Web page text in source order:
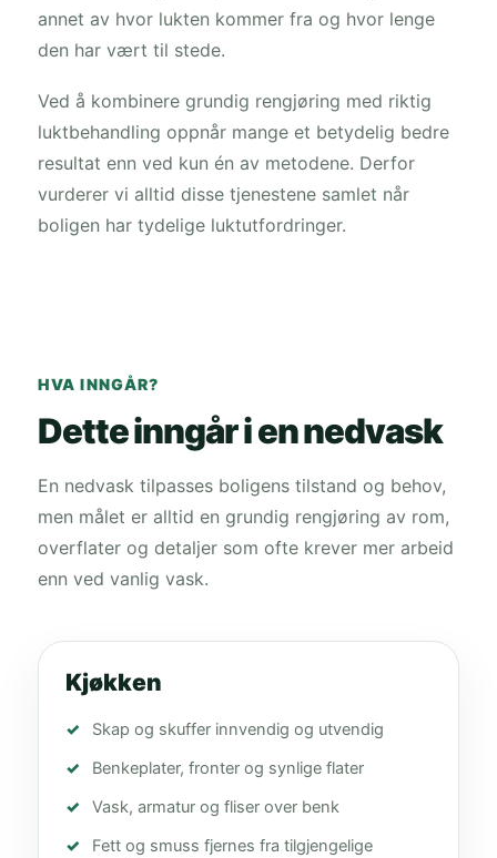
annet av hvor lukten kommer fra og hvor lenge
den har vært til stede.
Ved å kombinere grundig rengjøring med riktig
luktbehandling oppnår mange et betydelig bedre
resultat enn ved kun én av metodene. Derfor
vurderer vi alltid disse tjenestene samlet når
boligen har tydelige luktutfordringer.
HVA INNGÅR?
Dette inngår i en nedvask
En nedvask tilpasses boligens tilstand og behov,
men målet er alltid en grundig rengjøring av rom,
overflater og detaljer som ofte krever mer arbeid
enn ved vanlig vask.
Kjøkken
Skap og skuffer innvendig og utvendig
Benkeplater, fronter og synlige flater
Vask, armatur og fliser over benk
Fett og smuss fjernes fra tilgjengelige